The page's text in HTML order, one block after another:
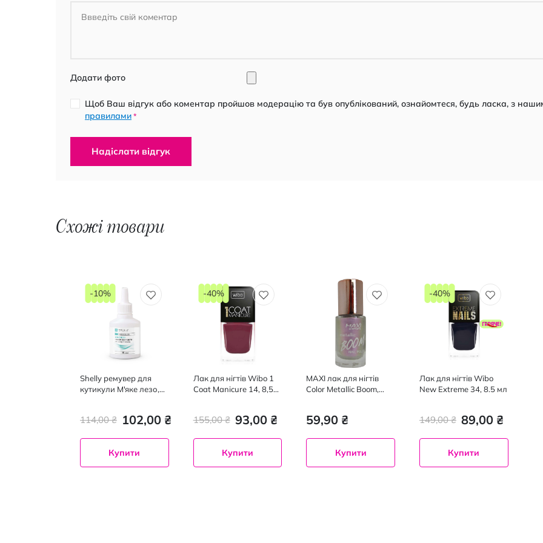
Додати фото
Щоб Ваш відгук або коментар пройшов модерацію та був опублікований, ознайомтеся, будь ласка, з
правилами *
Надіслати відгук
Схожі товари
Shelly ремувер для
кутикули М'яке лезо,
102,00 ₴
114,00 ₴
-10%
Купити
Лак для нігтів Wibo 1
Coat Manicure 14, 8,5
93,00 ₴
155,00 ₴
-40%
Купити
MAXI лак для нігтів
Color Metallic Boom,
59,90 ₴
Купити
Лак для нігтів Wibo
New Extreme 34, 8.5 мл
89,00 ₴
149,00 ₴
-40%
Купити